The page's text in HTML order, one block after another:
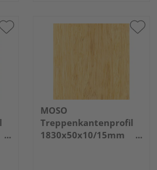
MOSO
Treppenkantenprofil
1830x50x10/15mm